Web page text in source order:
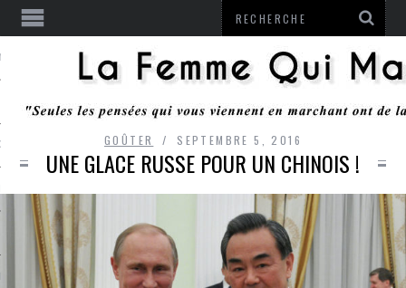
RESTER GOÛTER SEPTEMBRE 5, 2016
UNE GLACE RUSSE POUR UN CHINOIS !